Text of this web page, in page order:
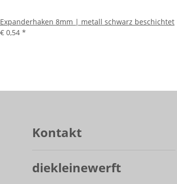
Expanderhaken 8mm | metall schwarz beschichtet
€ 0,54 *
Kontakt
diekleinewerft